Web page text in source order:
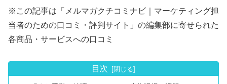
※この記事は「メルマガクチコミナビ｜マーケティング担
当者のための口コミ・評判サイト」の編集部に寄せられた
各商品・サービスへの口コミ
目次